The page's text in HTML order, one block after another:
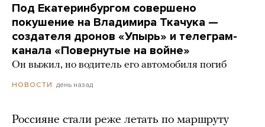
Под Екатеринбургом совершено
покушение на Владимира Ткачука —
создателя дронов «Упырь» и телеграм-
канала «Повернутые на войне»
Он выжил, но водитель его автомобиля погиб
НОВОСТИ день назад
Россияне стали реже летать по маршруту